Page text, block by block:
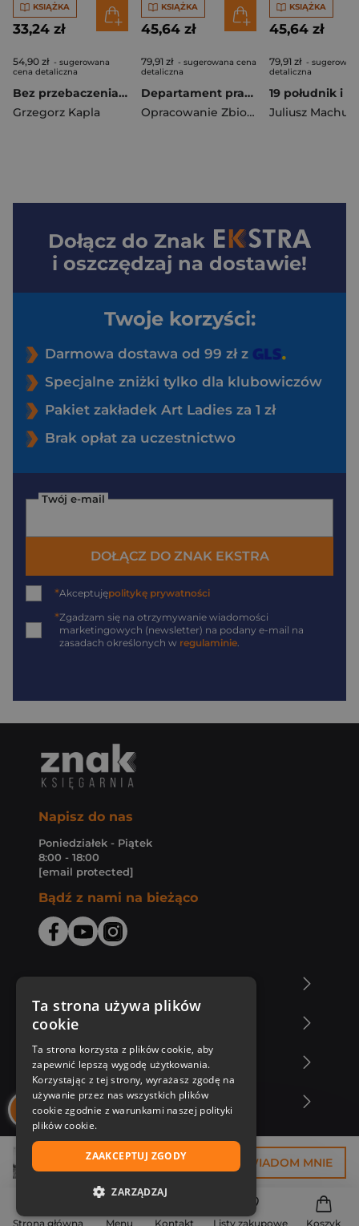
Strona główna Menu Kontakt Listy zakupowe Koszyk
29,25 zł POWIADOM MNIE
KSIĄŻKA
33,24 zł
54,90 zł - sugerowana
cena detaliczna
Bez przebaczenia wyd. 2026
Grzegorz Kapla
KSIĄŻKA
45,64 zł
79,91 zł - sugerowana cena
detaliczna
Departament prawdy T.6 Sztandar wyprowadzić
Opracowanie Zbiorowe
KSIĄŻKA
45,64 zł
79,91 zł -
detaliczna
Juliusz
Dołącz do Znak
i oszczędzaj na dostawie!
Twoje korzyści:
Darmowa dostawa od 99 zł z
Specjalne zniżki tylko dla klubowiczów
Pakiet zakładek Art Ladies za 1 zł
Brak opłat za uczestnictwo
Twój e-mail
DOŁĄCZ DO ZNAK EKSTRA
*Akceptujępolitykę prywatności
*Zgadzam się na otrzymywanie wiadomości
marketingowych (newsletter) na podany e-mail na
zasadach określonych w regulaminie
Napisz do nas
Poniedziałek - Piątek
8:00 - 18:00
[email protected]
Bądź z nami na bieżąco
Zakupy u nas
Nasza oferta
Nasi autorzy
Ta strona używa plików
cookie
Ta strona korzysta z plików cookie, aby
zapewnić lepszą wygodę użytkowania.
Korzystając z tej strony, wyrażasz zgodę na
używanie przez nas wszystkich plików
cookie zgodnie z warunkami naszej polityki
plików cookie.
ZAAKCEPTUJ ZGODY
ZARZĄDZAJ
NIEZBĘDNE